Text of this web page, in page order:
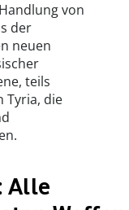
von
der
neuen
teils
Tyria, die
Alle